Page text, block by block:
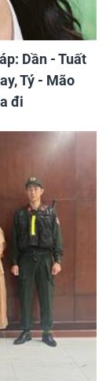
Dần - Tuất
Tý - Mão
đi